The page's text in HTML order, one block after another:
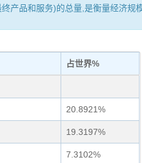
品和服务)的总量,是衡量经济规
占世界%
20.8921%
19.3197%
7.3102%